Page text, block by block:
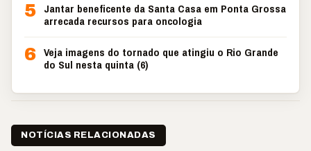
5 Jantar beneficente da Santa Casa em Ponta Grossa
arrecada recursos para oncologia
6 Veja imagens do tornado que atingiu o Rio Grande
do Sul nesta quinta (6)
NOTÍCIAS RELACIONADAS